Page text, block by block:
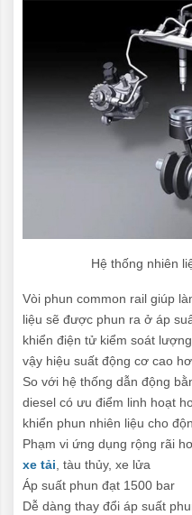
Hệ thống nhiên
Vòi phun common rail giúp
liệu sẽ được phun ra ở áp
khiển điện tử kiểm soát
vậy hiệu suất động cơ cao
So với hệ thống dẫn động
diesel có ưu điểm linh hoạt
khiển phun nhiên liệu cho
Phạm vi ứng dụng rộng rãi
xe tải, tàu thủy, xe lửa
Áp suất phun đạt 1500 bar
Dễ dàng thay đổi áp suất